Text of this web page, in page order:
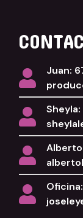
Juan: